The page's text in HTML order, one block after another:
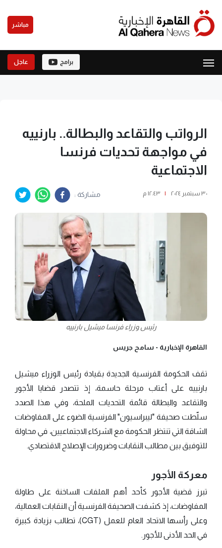
مباشر
برامج عاجل
الرواتب والتقاعد والبطالة.. بارنييه
في مواجهة تحديات فرنسا
الاجتماعية
٣٠ سبتمبر ٢٠٢٤ | ١٢:٤٣ م مشاركة :
رئيس وزراء فرنسا ميشيل بارنييه
القاهرة الإخبارية - سامح جريس
تقف الحكومة الفرنسية الجديدة بقيادة رئيس الوزراء ميشيل
بارنييه على أعتاب مرحلة حاسمة، إذ تتصدر قضايا الأجور
والتقاعد والبطالة قائمة التحديات الملحة، وفي هذا الصدد
سلّطت صحيفة "ليبراسيون" الفرنسية الضوء على المفاوضات
الشاقة التي تنتظر الحكومة مع الشركاء الاجتماعيين، في محاولة
للتوفيق بين مطالب النقابات وضرورات الإصلاح الاقتصادي.
معركة الأجور
تبرز قضية الأجور كأحد أهم الملفات الساخنة على طاولة
المفاوضات، إذ كشفت الصحيفة الفرنسية أن النقابات العمالية،
وعلى رأسها الاتحاد العام للعمل (CGT)، تطالب بزيادة كبيرة
في الحد الأدنى للأجور.